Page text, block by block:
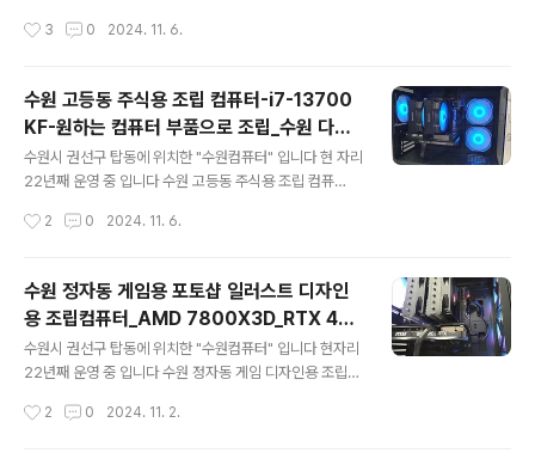
전화 -> 컴퓨터 로 연결되는 구조 입니다인터넷 전화도"네
다 메인컴퓨터 (더존 프로그램)가 느리고 데이터가 잘 안넘
는 최대한 빨리.. 컴퓨터가 불안불안 하다고 합니다 사용하
는 더존 프로그램은 클라이언트 방식으로 사무실 컴퓨터에
저장된다고 합니다 세무회계사무실 프로그램은 더존
을 많이 사용하시는거 같습니다 컴퓨터 사양은 조금 오래
SD 120GB / D: HDD 500GB / F: HDD 1TB 데이터 저
3 0 2024. 11. 6.
수원 고등동 주식용 조립 컴퓨터-i7-13700
KF-원하는 컴퓨터 부품으로 조립_수원 다나
와 견적
수원시 권선구 탑동에 위치한 "수원컴퓨터" 입니다 현 자리
22년째 운영 중 입니다 수원 고등동 주식용 조립 컴퓨
플랫폼을 확인하고 4K 모니터 4대를 사용해 다양한 정보
메모리용량 / 그래픽카드 / SSD는 원하는 모델을 보내 주
셨고 나머지 부품들은 과하지 않는 선에서 추천 드렸습니
다 CPU 13세대 i7-13700KF 모델 CPU 때문에 고민을
조금 많이 하셨습니다 비용을 조금더 해서 14700K / KF
모델을 추천 드렸는데 예산이 정해져 있어서.. CPU 컴퓨
니다최소한.. 12세대 i5급 이상 제품을 추천 드립니다 메..
2 0 2024. 11. 6.
수원 정자동 게임용 포토샵 일러스트 디자인
용 조립컴퓨터_AMD 7800X3D_RTX 407
0 SUPER_수원컴퓨터부품수리판매_컴퓨터
출장설치
수원시 권선구 탑동에 위치한 "수원컴퓨터" 입니다 현자리
22년째 운영 중 입니다 수원 정자동 게임 디자인용 조립컴
사용) 컴퓨터 케이스 FAN 교체하러 오셨다가 원하는 조립
2 0 2024. 11. 2.